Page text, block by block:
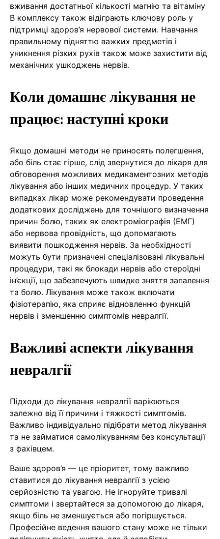
вживання достатньої кількості магнію та вітаміну
В комплексу також відіграють ключову роль у
підтримці здоров’я нервової системи. Навчання
правильному підняттю важких предметів і
уникнення різких рухів також може захистити від
механічних ушкоджень нервів.
Коли домашнє лікування не
працює: наступні кроки
Якщо домашні методи не приносять полегшення,
або біль стає гірше, слід звернутися до лікаря для
обговорення можливих медикаментозних методів
лікування або інших медичних процедур. У таких
випадках лікар може рекомендувати проведення
додаткових досліджень для точнішого визначення
причин болю, таких як електроміографія (ЕМГ)
або нервова провідність, що допомагають
виявити пошкодження нервів. За необхідності
можуть бути призначені спеціалізовані лікувальні
процедури, такі як блокади нервів або стероїдні
ін’єкції, що забезпечують швидке зняття запалення
та болю. Лікування може також включати
фізіотерапію, яка сприяє відновленню функцій
нервів і зменшенню симптомів невралгії.
Важливі аспекти лікування
невралгії
Підходи до лікування невралгії варіюються
залежно від її причини і тяжкості симптомів.
Важливо індивідуально підібрати метод лікування
та не займатися самолікуванням без консультації
з фахівцем.
Ваше здоров’я — це пріоритет, тому важливо
ставитися до лікування невралгії з усією
серйозністю та увагою. Не ігноруйте тривалі
симптоми і звертайтеся за допомогою до лікаря,
якщо біль не зменшується або погіршується.
Професійне ведення вашого стану може не тільки